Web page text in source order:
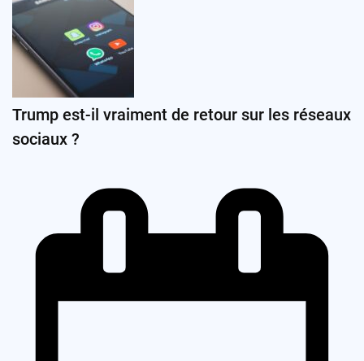
Trump est-il vraiment de retour sur les réseaux
sociaux ?